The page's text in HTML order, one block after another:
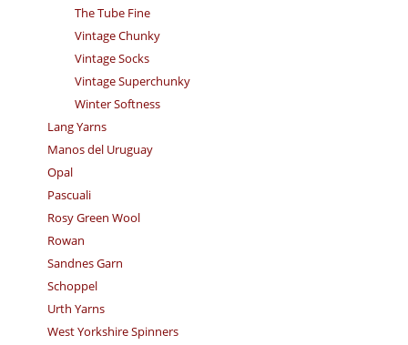
The Tube Fine
Vintage Chunky
Vintage Socks
Vintage Superchunky
Winter Softness
Lang Yarns
Manos del Uruguay
Opal
Pascuali
Rosy Green Wool
Rowan
Sandnes Garn
Schoppel
Urth Yarns
West Yorkshire Spinners